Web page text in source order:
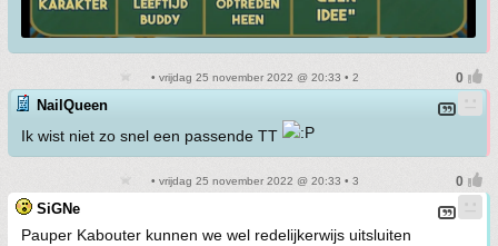
• vrijdag 25 november 2022 @ 20:33 • 2
NailQueen
Ik wist niet zo snel een passende TT
• vrijdag 25 november 2022 @ 20:33 • 3
SiGNe
Pauper Kabouter kunnen we wel redelijkerwijs uitsluiten